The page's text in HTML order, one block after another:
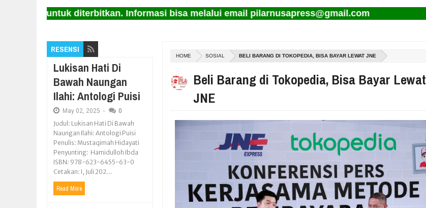
untuk diterbitkan. Informasi bisa melalui email pilarnusapress@gmail.com
HOME SOSIAL BELI BARANG DI TOKOPEDIA, BISA BAYAR LEWAT JNE
Beli Barang di Tokopedia, Bisa Bayar Lewat
JNE
RESENSI
Lukisan Hati Di
Bawah Naungan
Ilahi: Antologi Puisi
May 02, 2025 - 0
Judul: Lukisan Hati Di Bawah
Naungan Ilahi: Antologi Puisi
Penulis: Mustaqimah Hidayati
Penyunting: Hamidulloh Ibda
ISBN: 978-623-6455-63-0
Cetakan: I, Juli 202...
Read More